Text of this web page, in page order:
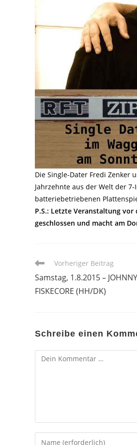
Die Single-Dater Fredi Zenker
Jahrzehnte aus der Welt der
batteriebetriebenen
P.S.: Letzte Veranstaltung
geschlossen und macht am
Weitere
ansehen
Vorheriger Beitrag
Samstag, 1.8.2015 –
FISKECORE (HH/DK)
Schreibe einen
Kommentar
Gib